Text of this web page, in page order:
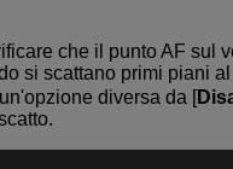
che il punto AF sul
si scattano primi piani
diversa da [